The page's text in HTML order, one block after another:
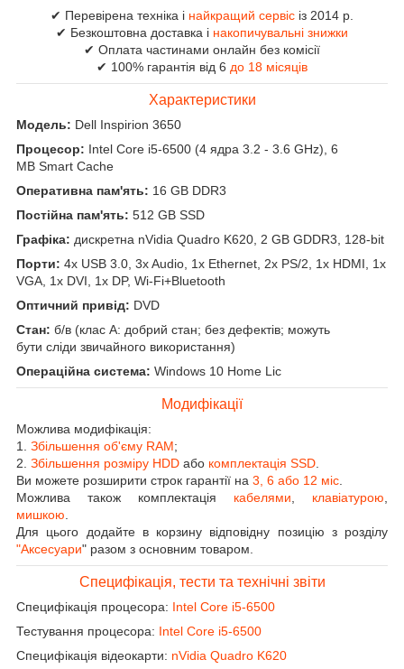
✔ Перевірена техніка і найкращий сервіс із 2014 р.
✔ Безкоштовна доставка і накопичувальні знижки
✔ Оплата частинами онлайн без комісії
✔ 100% гарантія від 6 до 18 місяців
Характеристики
Модель: Dell Inspirion 3650
Процесор: Intel Core i5-6500 (4 ядра 3.2 - 3.6 GHz), 6
MB Smart Cache
Оперативна пам'ять: 16 GB DDR3
Постійна пам'ять: 512 GB SSD
Графіка: дискретна nVidia Quadro K620, 2 GB GDDR3, 128-bit
Порти: 4x USB 3.0, 3x Audio, 1x Ethernet, 2x PS/2, 1x HDMI, 1x
VGA, 1x DVI, 1x DP, Wi-Fi+Bluetooth
Оптичний привід: DVD
Стан: б/в (клас А: добрий стан; без дефектів; можуть
бути сліди звичайного використання)
Операційна система: Windows 10 Home Lic
Модифікації
Можлива модифікація:
1. Збільшення об'єму RAM;
2. Збільшення розміру HDD або комплектація SSD
Ви можете розширити строк гарантії на 3, 6 або 12 міс
Можлива також комплектація кабелями клавіатурою
мишкою
Для цього додайте в корзину відповідну позицію з розділу
"Аксесуари" разом з основним товаром.
Специфікація, тести та технічні звіти
Специфікація процесора: Intel Core i5-6500
Тестування процесора: Intel Core i5-6500
Специфікація відеокарти: nVidia Quadro K620